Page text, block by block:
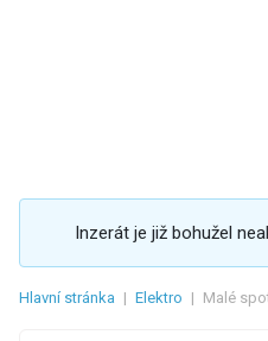
Inzerát je již bohužel
Hlavní stránka | Elektro | Malé